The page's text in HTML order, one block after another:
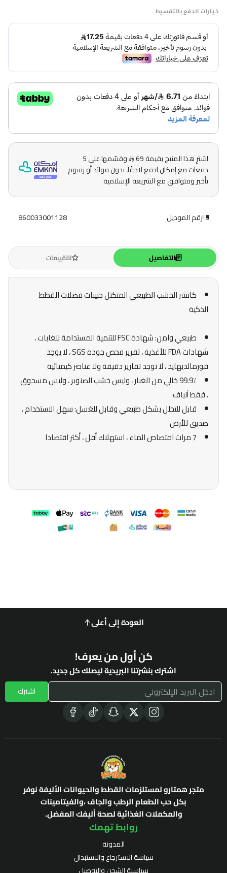
خيارات الدفع بالتقسيط
اشترِ هذا المنتج بقيمة 69
وقسّمها على 5
دفعات مع إمكان ادفع لاحقًا، بدون فوائد أو رسوم
تأخير ومتوافق مع الشريعة الإسلامية
رقم الموديل 860033001128
التفاصيل التقييمات
كاتشر الخشب الطبيعي المتكتل حبيبات فضلات القطط
الذكية
طبيعي وآمن: شهادة FSC للتنمية المستدامة للغابات ،
شهادات FDA للأغذية ، تقرير فحص جودة SGS ، لا يوجد
فورمالديهايد ، لا توجد تقارير دقيقة ولا عناصر كيميائية
99.9٪ خالي من الغبار ، وليس خشب الصنوبر ، وليس مسحوق
، فقط ألياف
قابل للتحلل بشكل طبيعي وقابل للغسل: سهل الاستخدام ،
صديق للأرض
7 مرات امتصاص الماء ، استهلاك أقل ، أكثر اقتصادا
العودة إلى أعلى
كن أول من يعرف!
اشترك بنشرتنا البريدية ليصلك كل جديد.
اشترك
متجر همتارو لمستلزمات القطط والحيوانات الأليفة نوفر
بكل حب الطعام الرطب والجاف ،والفيتامينات
والمكملات الغذائية لصحة أليفك المفضل.
روابط تهمك
المدونة
سياسة الاسترجاع والاستبدال